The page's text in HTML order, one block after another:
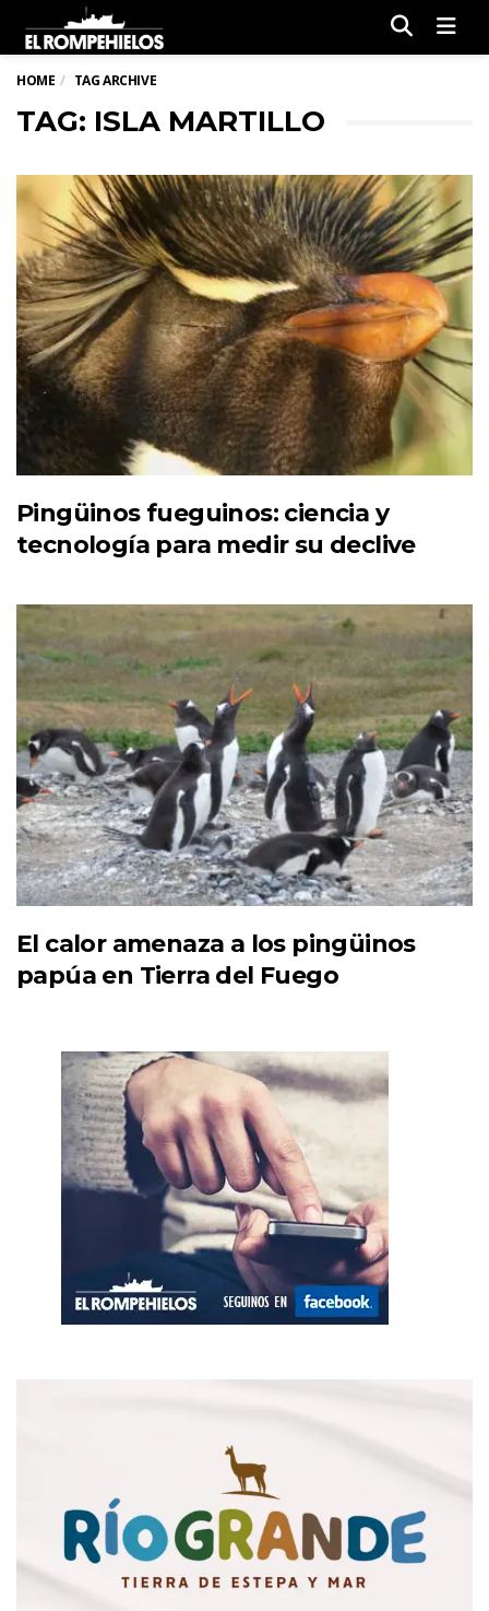
HOME TAG ARCHIVE
TAG: ISLA MARTILLO
Pingüinos fueguinos: ciencia y
tecnología para medir su declive
El calor amenaza a los pingüinos
papúa en Tierra del Fuego